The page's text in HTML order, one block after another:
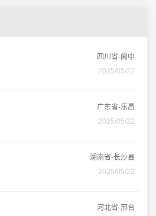
四川省-阆中
2025/05/22
广东省-乐昌
2025/05/22
湖南省-长沙县
2025/05/22
河北省-邢台